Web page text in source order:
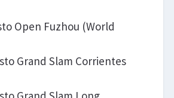
Open Fuzhou (World
Slam Corrientes